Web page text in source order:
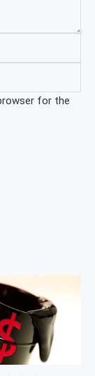
for the